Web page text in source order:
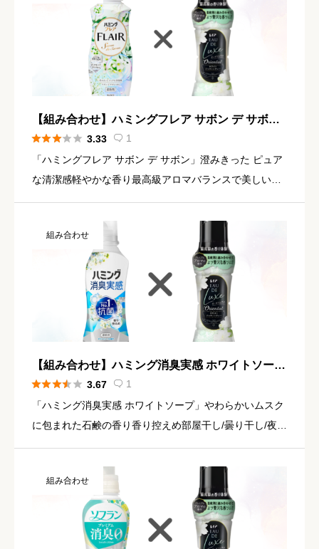
【組み合わせ】ハミングフレア サボン デ サボン
× レノア オードリュクス ホワイトジャスミンティ
ー
 3.33  1
「ハミングフレア サボン デ サボン」澄みきった ピュア
な清潔感軽やかな香り最高級アロマバランスで美しい香
にやわらかなムスクやジャスミンを重ねた、清々しい澄
んだ香りムスク […]
組み合わせ
【組み合わせ】ハミング消臭実感 ホワイトソープ
× レノア オードリュクス ホワイトジャスミンティ
ー
 3.67  1
「ハミング消臭実感 ホワイトソープ」やわらかいムスク
に包まれた石鹸の香り香り控えめ部屋干し/曇り干し/夜干
ーション、ジャスミンLAST：ムスク、ウッディ参照：ソ
フラン […]
組み合わせ